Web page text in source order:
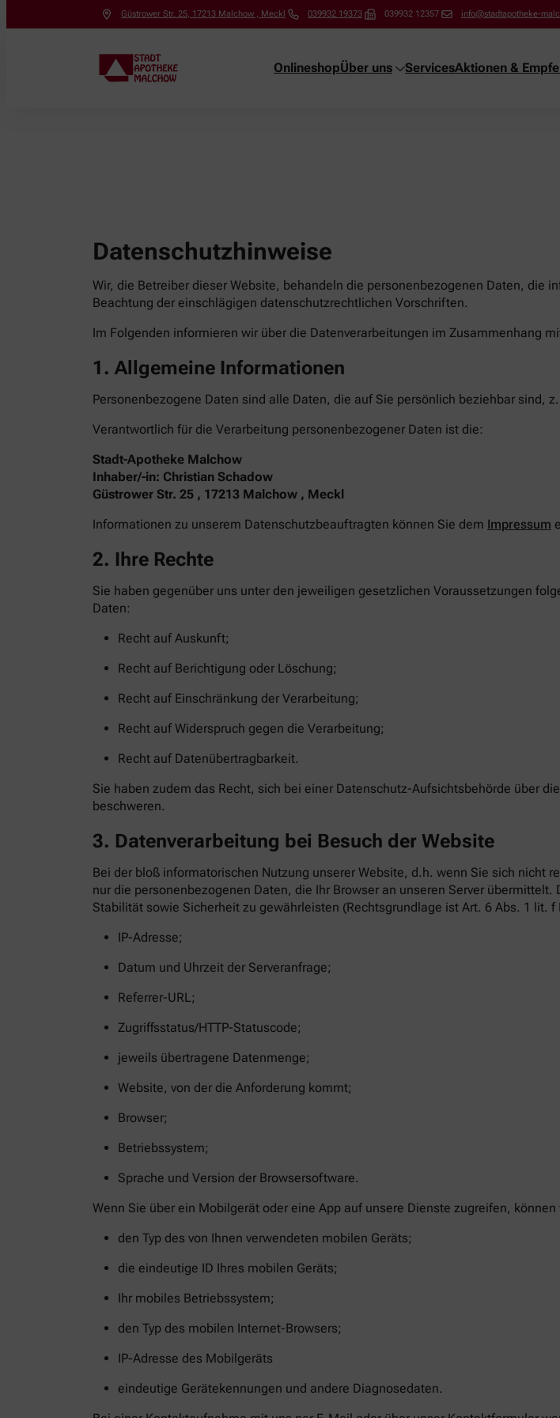
Güstrower Str. 25, 17213 Malchow , Meckl 039932 19373 039932 12357 info@stadtapotheke-
OnlineshopÜber uns ServicesAktionen &
Datenschutzhinweise
Wir, die Betreiber dieser Website, behandeln die personenbezogenen Daten, die
Beachtung der einschlägigen datenschutzrechtlichen Vorschriften.
Im Folgenden informieren wir über die Datenverarbeitungen im Zusammenhang
1. Allgemeine Informationen
Personenbezogene Daten sind alle Daten, die auf Sie persönlich beziehbar sind,
Verantwortlich für die Verarbeitung personenbezogener Daten ist die:
Stadt-Apotheke Malchow
Inhaber/-in: Christian Schadow
Güstrower Str. 25 , 17213 Malchow , Meckl
Informationen zu unserem Datenschutzbeauftragten können Sie dem Impressum
2. Ihre Rechte
Sie haben gegenüber uns unter den jeweiligen gesetzlichen Voraussetzungen
Daten:
Recht auf Auskunft;
Recht auf Berichtigung oder Löschung;
Recht auf Einschränkung der Verarbeitung;
Recht auf Widerspruch gegen die Verarbeitung;
Recht auf Datenübertragbarkeit.
Sie haben zudem das Recht, sich bei einer Datenschutz-Aufsichtsbehörde über
beschweren.
3. Datenverarbeitung bei Besuch der Website
Bei der bloß informatorischen Nutzung unserer Website, d.h. wenn Sie sich
nur die personenbezogenen Daten, die Ihr Browser an unseren Server
Stabilität sowie Sicherheit zu gewährleisten (Rechtsgrundlage ist Art. 6 Abs. 1 lit.
IP-Adresse;
Datum und Uhrzeit der Serveranfrage;
Referrer-URL;
Zugriffsstatus/HTTP-Statuscode;
jeweils übertragene Datenmenge;
Website, von der die Anforderung kommt;
Browser;
Betriebssystem;
Sprache und Version der Browsersoftware.
Wenn Sie über ein Mobilgerät oder eine App auf unsere Dienste zugreifen,
den Typ des von Ihnen verwendeten mobilen Geräts;
die eindeutige ID Ihres mobilen Geräts;
Ihr mobiles Betriebssystem;
den Typ des mobilen Internet-Browsers;
IP-Adresse des Mobilgeräts
eindeutige Gerätekennungen und andere Diagnosedaten.